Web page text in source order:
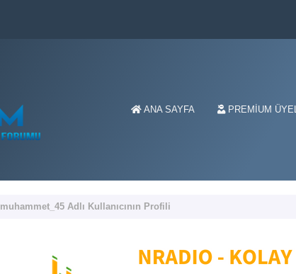
ANA SAYFA PREMIUM
muhammet_45 Adlı Kullanıcının Profili